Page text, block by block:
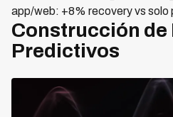
app/web: +8% recovery vs solo
Construcción de
Predictivos